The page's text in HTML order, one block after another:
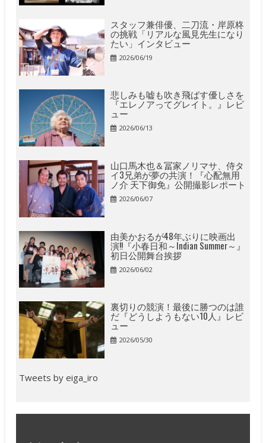
スタッフ兼俳優、二刀流・岸原柊
の挑戦「リアルな風見先生になり
たい」インタビュー
2026/06/19
悲しみも嘘も吹き飛ばす優しさを
『エレノアってグレイト。』レビ
ュー
2026/06/13
山口馬木也＆冨家ノリマサ、侍タ
イ3兄弟が夢の共演！『心配無用
ノ介 天下御免』公開撮影レポート
2026/06/07
由美かおるが48年ぶりに映画出
演!!『小春日和～Indian Summer～』
初日公開舞台挨拶
2026/06/02
裏切りの競演！最後に勝つのは誰
だ『どうしようもない10人』レビ
ュー
2026/05/30
Tweets by eiga_iro